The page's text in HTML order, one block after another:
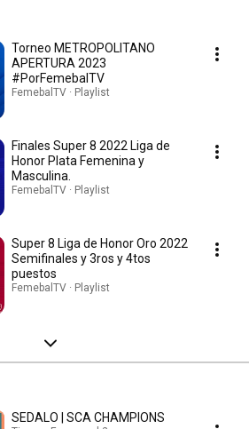
Torneo METROPOLITANO
APERTURA 2023
#PorFemebalTV
FemebalTV · Playlist
Finales Super 8 2022 Liga de
Honor Plata Femenina y
Masculina.
FemebalTV · Playlist
Super 8 Liga de Honor Oro 2022
Semifinales y 3ros y 4tos
puestos
FemebalTV · Playlist
SEDALO | SCA CHAMPIONS